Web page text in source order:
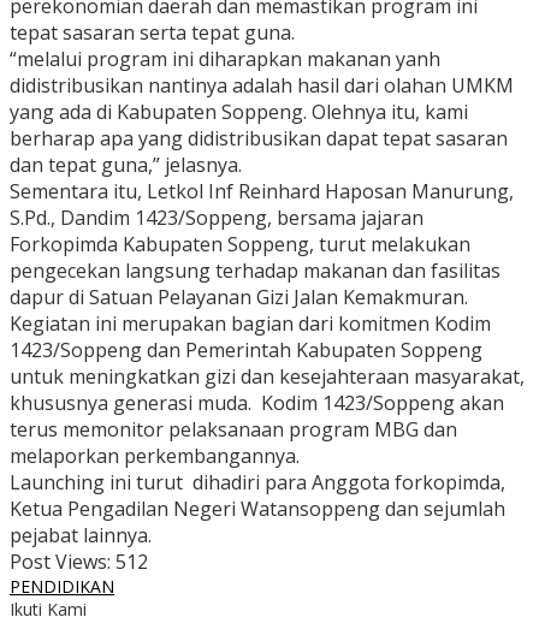
perekonomian daerah dan memastikan program ini
tepat sasaran serta tepat guna.
“melalui program ini diharapkan makanan yanh
didistribusikan nantinya adalah hasil dari olahan UMKM
yang ada di Kabupaten Soppeng. Olehnya itu, kami
berharap apa yang didistribusikan dapat tepat sasaran
dan tepat guna,” jelasnya.
Sementara itu, Letkol Inf Reinhard Haposan Manurung,
S.Pd., Dandim 1423/Soppeng, bersama jajaran
Forkopimda Kabupaten Soppeng, turut melakukan
pengecekan langsung terhadap makanan dan fasilitas
dapur di Satuan Pelayanan Gizi Jalan Kemakmuran.
Kegiatan ini merupakan bagian dari komitmen Kodim
1423/Soppeng dan Pemerintah Kabupaten Soppeng
untuk meningkatkan gizi dan kesejahteraan masyarakat,
khususnya generasi muda. Kodim 1423/Soppeng akan
terus memonitor pelaksanaan program MBG dan
melaporkan perkembangannya.
Launching ini turut dihadiri para Anggota forkopimda,
Ketua Pengadilan Negeri Watansoppeng dan sejumlah
pejabat lainnya.
Post Views: 512
PENDIDIKAN
Ikuti Kami